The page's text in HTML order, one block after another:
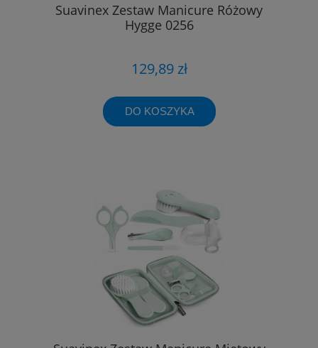
Suavinex Zestaw Manicure Różowy
Hygge 0256
129,89 zł
DO KOSZYKA